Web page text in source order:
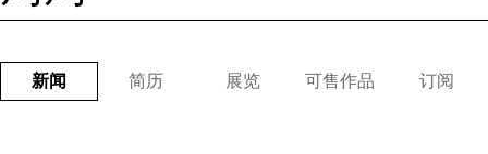
新闻 简历 展览 可售作品 订阅